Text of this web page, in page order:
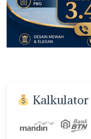
Kalkulator